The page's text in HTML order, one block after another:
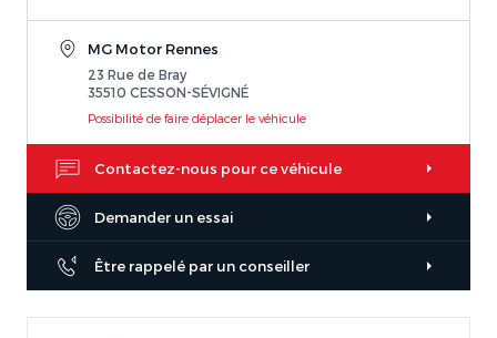
MG Motor Rennes
23 Rue de Bray
35510 CESSON-SÉVIGNÉ
Possibilité de faire déplacer le véhicule
Contactez-nous pour ce véhicule
Demander un essai
Être rappelé par un conseiller